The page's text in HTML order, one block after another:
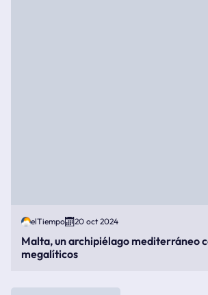
elTiempo 20 oct 2024
Malta, un archipiélago mediterráneo
megalíticos